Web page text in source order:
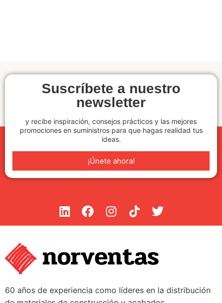
Suscríbete a nuestro
newsletter
y recibe inspiración, consejos prácticos y las mejores
promociones en suministros para que hagas realidad tus
ideas.
¡Únete ahora!
60 años de experiencia como líderes en la distribución